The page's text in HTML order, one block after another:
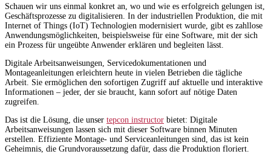
Schauen wir uns einmal konkret an, wo und wie es erfolgreich gelungen ist,
Geschäftsprozesse zu digitalisieren. In der industriellen Produktion, die mit
Internet of Things (IoT) Technologien modernisiert wurde, gibt es zahllose
Anwendungsmöglichkeiten, beispielsweise für eine Software, mit der sich
ein Prozess für ungeübte Anwender erklären und begleiten lässt.
Digitale Arbeitsanweisungen, Servicedokumentationen und
Montageanleitungen erleichtern heute in vielen Betrieben die tägliche
Arbeit. Sie ermöglichen den sofortigen Zugriff auf aktuelle und interaktive
Informationen – jeder, der sie braucht, kann sofort auf nötige Daten
zugreifen.
Das ist die Lösung, die unser tepcon instructor bietet: Digitale
Arbeitsanweisungen lassen sich mit dieser Software binnen Minuten
erstellen. Effiziente Montage- und Serviceanleitungen sind, das ist kein
Geheimnis, die Grundvoraussetzung dafür, dass die Produktion floriert.